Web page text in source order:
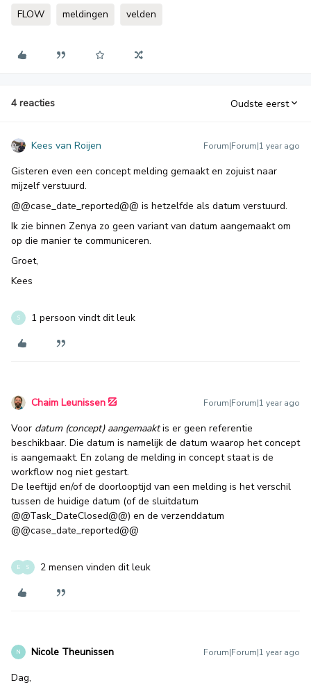
FLOW meldingen velden
4 reacties Oudste eerst
Kees van Roijen Forum|Forum|1 year ago
Gisteren even een concept melding gemaakt en zojuist naar
mijzelf verstuurd.
@@case_date_reported@@ is hetzelfde als datum verstuurd.
Ik zie binnen Zenya zo geen variant van datum aangemaakt om
op die manier te communiceren.
Groet,
Kees
S 1 persoon vindt dit leuk
Chaim Leunissen Forum|Forum|1 year ago
Voor datum (concept) aangemaaktis er geen referentie
beschikbaar. Die datum is namelijk de datum waarop het concept
is aangemaakt. En zolang de melding in concept staat is de
workflow nog niet gestart.
De leeftijd en/of de doorlooptijd van een melding is het verschil
tussen de huidige datum (of de sluitdatum
@@Task_DateClosed@@) en de verzenddatum
@@case_date_reported@@
E S 2 mensen vinden dit leuk
N Nicole Theunissen Forum|Forum|1 year ago
Dag,